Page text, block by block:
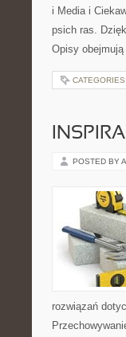
i Media i
psich ras.
Opisy
CATEGORIES:
POSTED BY
rozwiązań